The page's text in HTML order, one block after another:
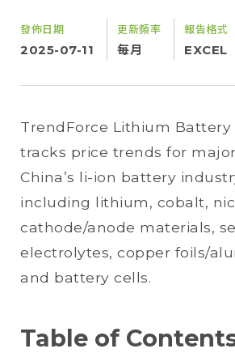
發佈日期
2025-07-11
更新頻率
每月
報告格式
EXCEL
TrendForce Lithium Battery
tracks price trends for
China’s li-ion battery
including lithium, cobalt,
cathode/anode materials,
electrolytes, copper foils/
and battery cells.
Table of